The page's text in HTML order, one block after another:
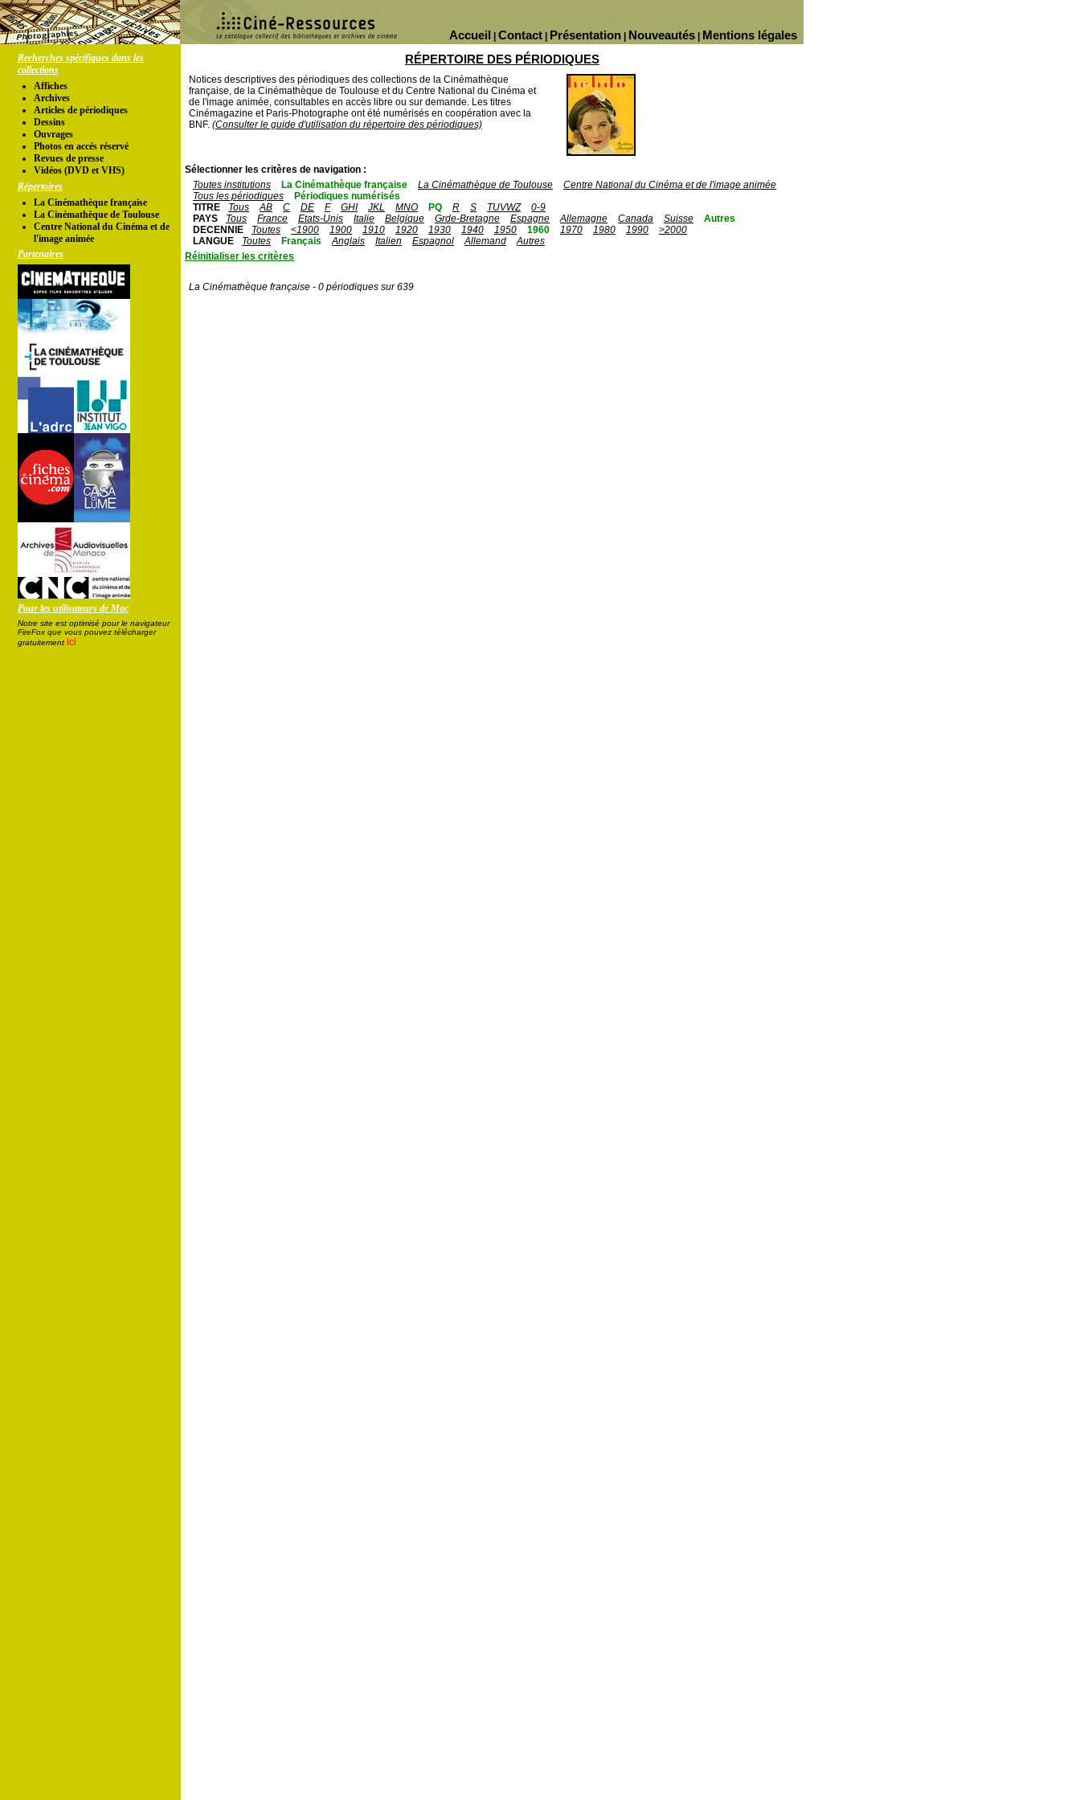
Mentions légales
Nouveautés
Présentation
Contact
Accueil
Recherches spécifiques dans les
collections
Affiches
Archives
Articles de périodiques
Dessins
Ouvrages
Photos en accés réservé
Revues de presse
Vidéos (DVD et VHS)
Répertoires
La Cinémathèque française
La Cinémathèque de Toulouse
Centre National du Cinéma et de
l'image animée
Partenaires
Pour les utilisateurs de Mac
Notre site est optimisé pour le navigateur
FireFox que vous pouvez télécharger
gratuitement ici
RÉPERTOIRE DES PÉRIODIQUES
Notices descriptives des périodiques des collections de la Cinémathèque
française, de la Cinémathèque de Toulouse et du Centre National du Cinéma et
de l'image animée, consultables en accès libre ou sur demande. Les titres
Cinémagazine et Paris-Photographe ont été numérisés en coopération avec la
BNF. (Consulter le guide d'utilisation du répertoire des périodiques)
Sélectionner les critères de navigation :
Toutes institutions
La Cinémathèque française La Cinémathèque de Toulouse
Centre National du Cinéma et de l'image animée
Tous les périodiques
Périodiques numérisés
TITRE
Tous AB C DE F GHI JKL MNO PQ R S TUVWZ
0-9
PAYS
Tous France Etats-Unis Italie Belgique Grde-Bretagne Espagne Allemagne Canada Suisse
Autres
DECENNIE
Toutes <1900 1900 1910 1920 1930 1940 1950 1960 1970 1980 1990
>2000
LANGUE
Toutes Français Anglais Italien Espagnol Allemand
Autres
Réinitialiser les critères
La Cinémathèque française - 0 périodiques sur 639